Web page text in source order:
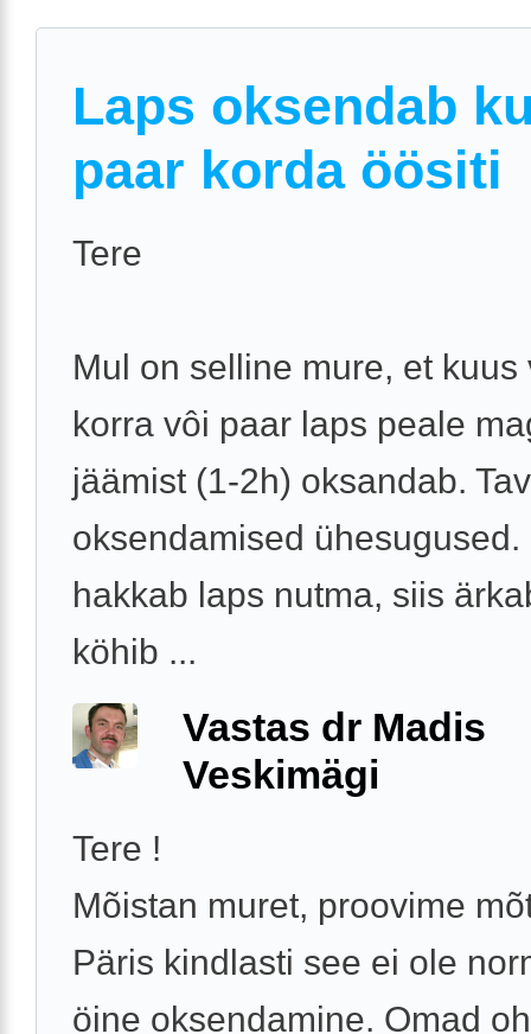
Laps oksendab
paar korda öösiti
Tere
Mul on selline mure, et kuus
korra vôi paar laps peale
jäämist (1-2h) oksandab.
oksendamised
hakkab laps nutma, siis
köhib ...
Vastas dr Madis
Veskimägi
Tere !
Mõistan muret, proovime
Päris kindlasti see ei ole
öine oksendamine. Omad